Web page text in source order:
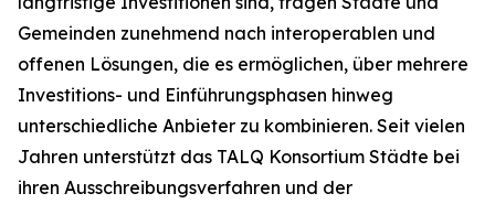
Gemeinden zunehmend nach interoperablen und
offenen Lösungen, die es ermöglichen, über mehrere
Investitions- und Einführungsphasen hinweg
unterschiedliche Anbieter zu kombinieren. Seit vielen
Jahren unterstützt das TALQ Konsortium Städte bei
ihren Ausschreibungsverfahren und der